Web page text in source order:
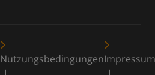
NutzungsbedingungenImpressum